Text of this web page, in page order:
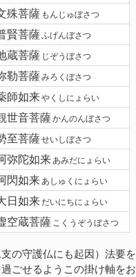
殊菩薩 もんじゅぼさつ
賢菩薩ふげんぼさつ
蔵菩薩 じぞうぼさつ
勒菩薩みろくぼさつ
師如来やくしにょらい
世音菩薩かんのんぼさつ
至菩薩せいしぼさつ
弥陀如来あみだにょらい
閃如来あしゅくにょらい
日如来だいにちにょらい
空蔵菩薩 こくうぞうぼさつ
の守護仏にも起因）法要を
ごせるようこの掛け軸をお